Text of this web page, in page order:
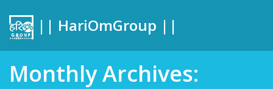
|| HariOmGroup ||
Monthly Archives: